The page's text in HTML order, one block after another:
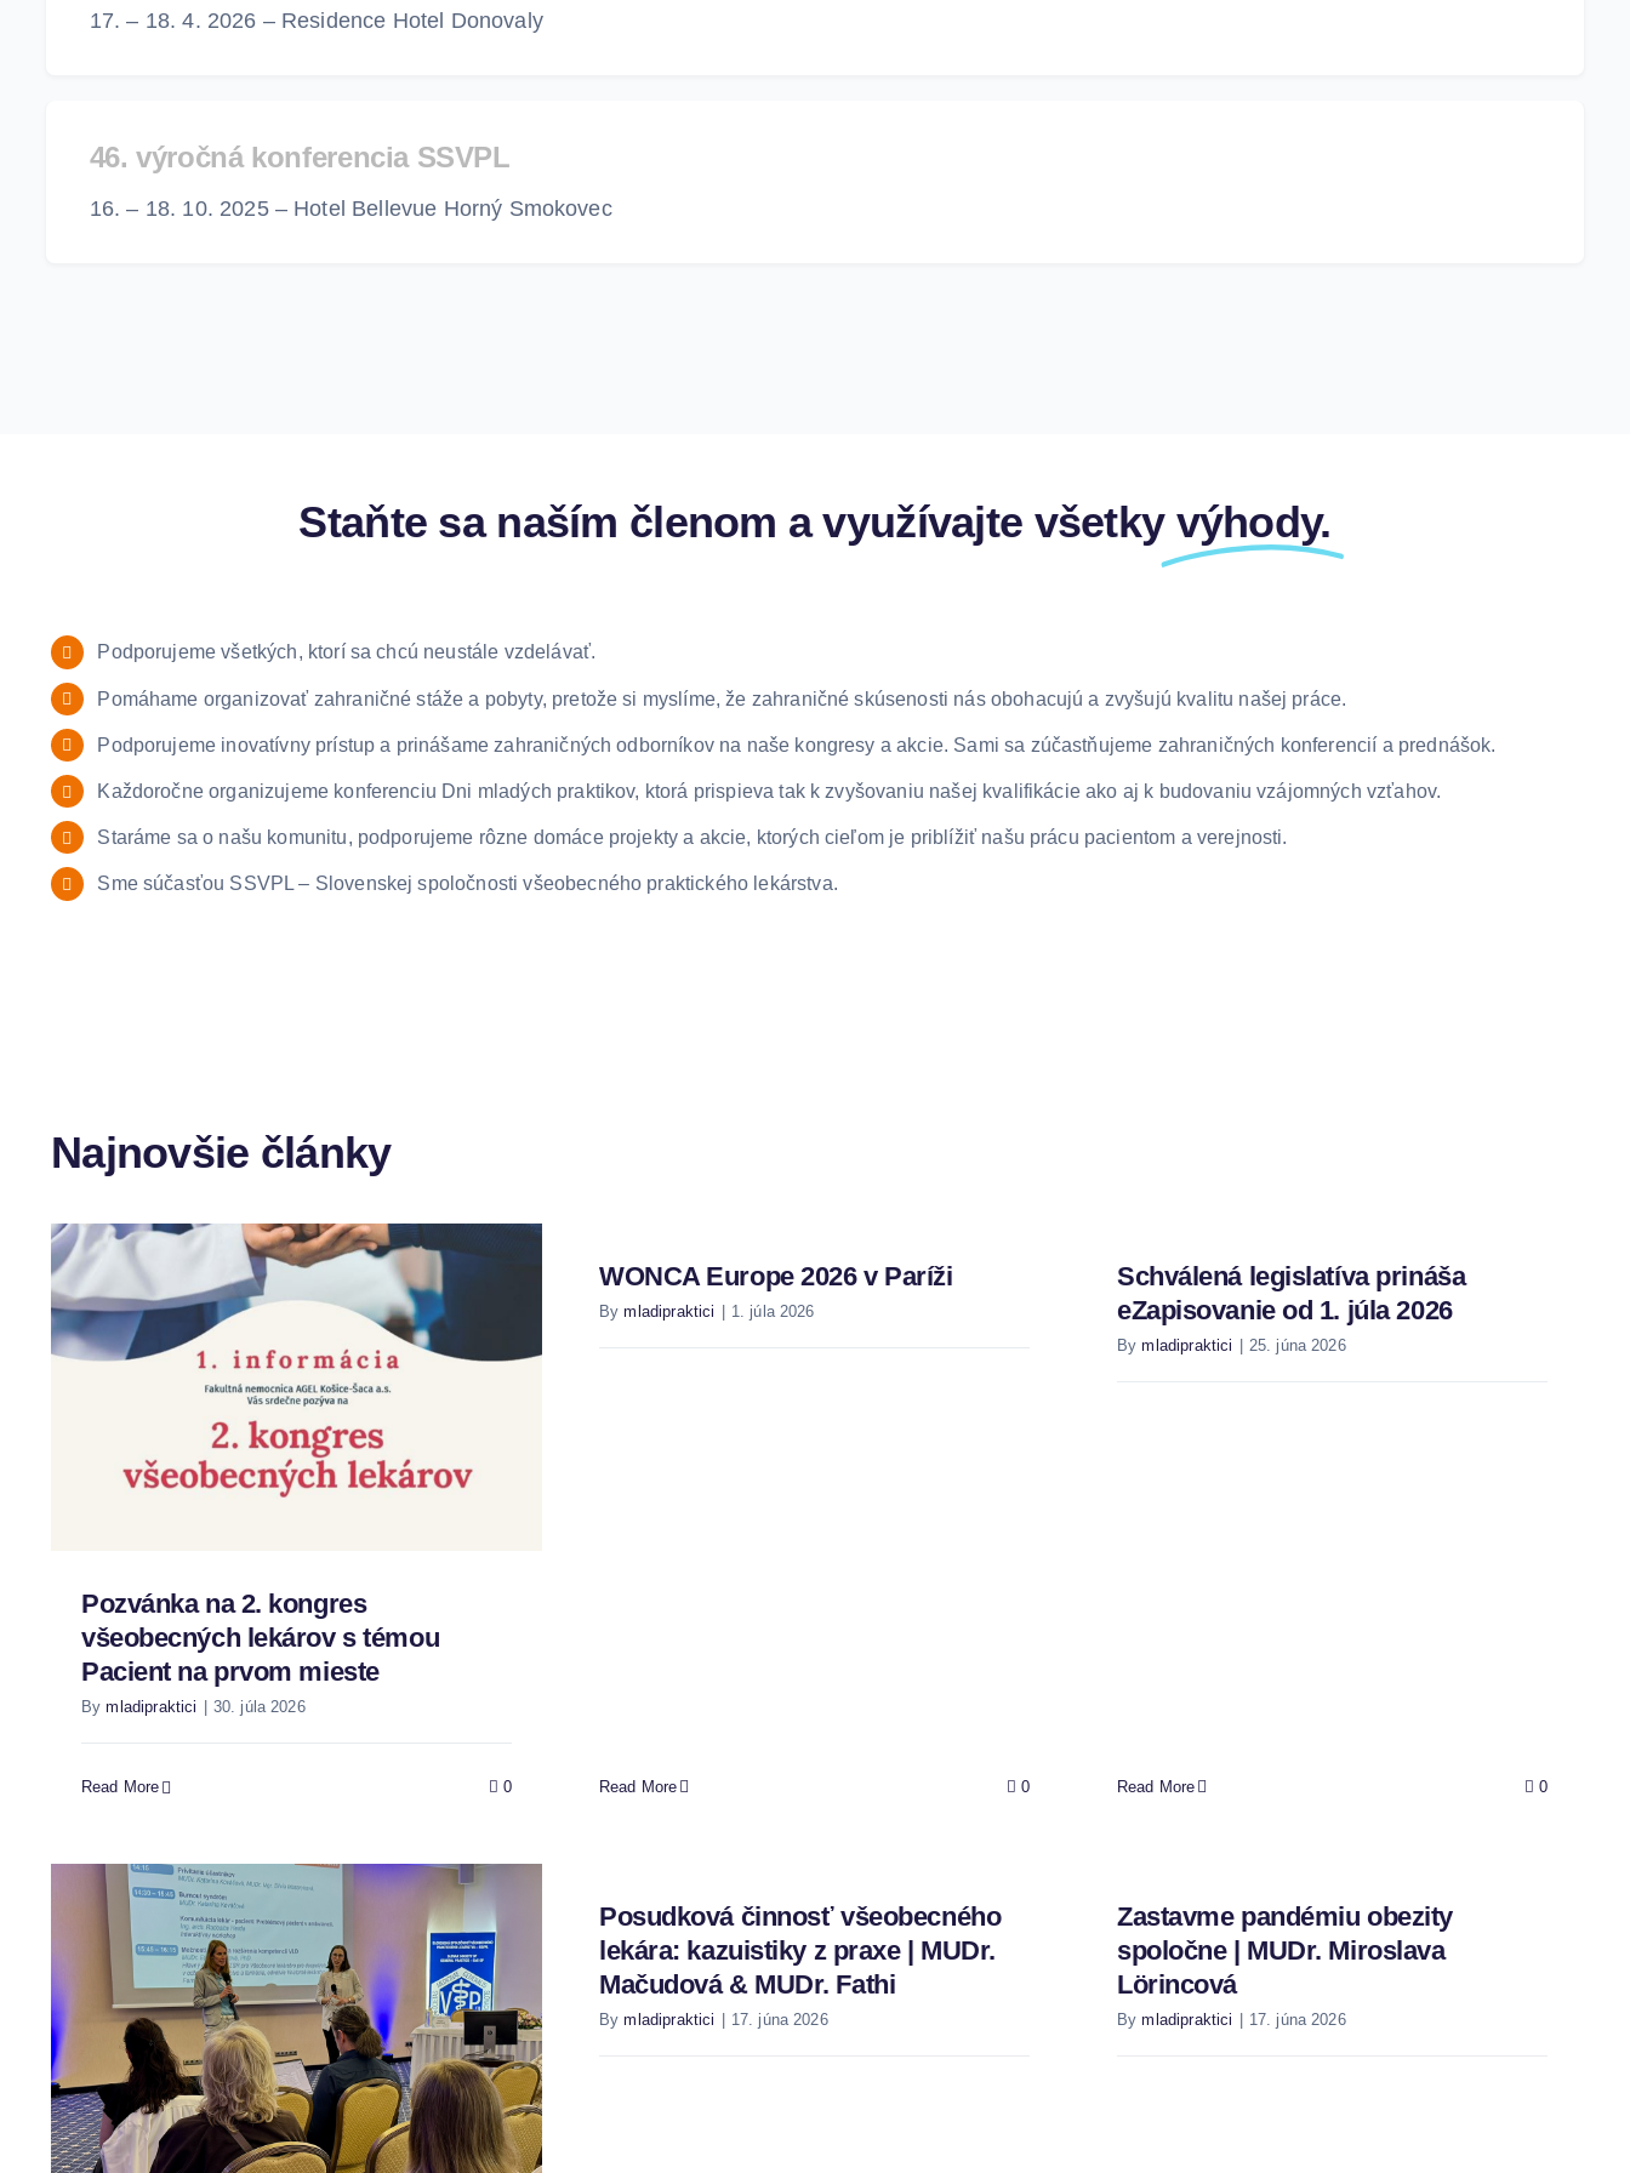
17. – 18. 4. 2026 – Residence Hotel Donovaly
46. výročná konferencia SSVPL
16. – 18. 10. 2025 – Hotel Bellevue Horný Smokovec
Staňte sa naším členom a využívajte všetky výhody.
Podporujeme všetkých, ktorí sa chcú neustále vzdelávať.
Pomáhame organizovať zahraničné stáže a pobyty, pretože si myslíme, že zahraničné skúsenosti nás obohacujú a zvyšujú kvalitu našej práce.
Podporujeme inovatívny prístup a prinášame zahraničných odborníkov na naše kongresy a akcie. Sami sa zúčastňujeme zahraničných konferencií a prednášok.
Každoročne organizujeme konferenciu Dni mladých praktikov, ktorá prispieva tak k zvyšovaniu našej kvalifikácie ako aj k budovaniu vzájomných vzťahov.
Staráme sa o našu komunitu, podporujeme rôzne domáce projekty a akcie, ktorých cieľom je priblížiť našu prácu pacientom a verejnosti.
Sme súčasťou SSVPL – Slovenskej spoločnosti všeobecného praktického lekárstva.
Najnovšie články
Pozvánka na 2. kongres
všeobecných lekárov s témou
Pacient na prvom mieste
Bymladipraktici 30. júla 2026
Read More 0
WONCA Europe 2026 v Paríži
Bymladipraktici 1. júla 2026
Read More 0
Schválená legislatíva prináša
eZapisovanie od 1. júla 2026
Bymladipraktici 25. júna 2026
Read More 0
Posudková činnosť všeobecného
lekára: kazuistiky z praxe | MUDr.
Mačudová & MUDr. Fathi
Bymladipraktici 17. júna 2026
Zastavme pandémiu obezity
spoločne | MUDr. Miroslava
Lörincová
Bymladipraktici 17. júna 2026